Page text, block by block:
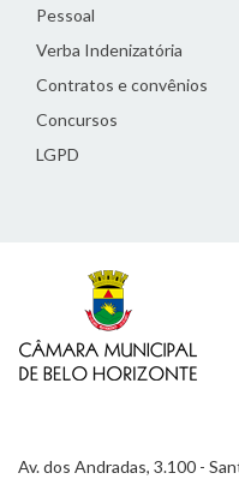
Pessoal
Verba Indenizatória
Contratos e convênios
Concursos
LGPD
Av. dos Andradas, 3.100 -